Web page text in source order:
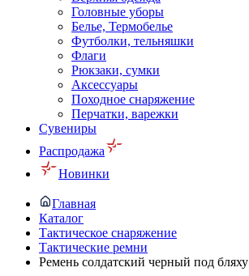
Головные уборы
Белье, Термобелье
Футболки, тельняшки
Флаги
Рюкзаки, сумки
Аксессуары
Походное снаряжение
Перчатки, варежки
Сувениры
Распродажа
Новинки
Главная
Каталог
Тактическое снаряжение
Тактические ремни
Ремень солдатский черный под бляху